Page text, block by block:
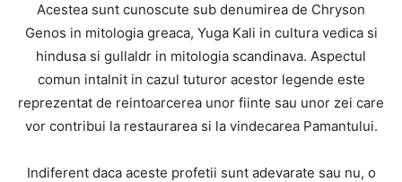
Acestea sunt cunoscute sub denumirea de Chryson
Genos in mitologia greaca, Yuga Kali in cultura vedica si
hindusa si gullaldr in mitologia scandinava. Aspectul
comun intalnit in cazul tuturor acestor legende este
reprezentat de reintoarcerea unor fiinte sau unor zei care
vor contribui la restaurarea si la vindecarea Pamantului.
Indiferent daca aceste profetii sunt adevarate sau nu, o